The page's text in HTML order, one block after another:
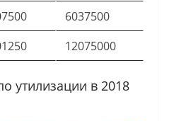
6037500
12075000
утилизации в 2018